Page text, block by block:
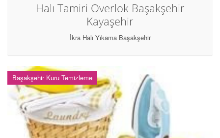
Halı Tamiri Overlok Başakşehir
Kayaşehir
İkra Halı Yıkama Başakşehir
Başakşehir Kuru Temizleme